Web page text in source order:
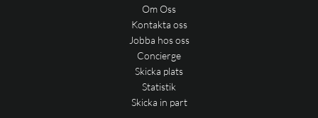
Om Oss
Kontakta oss
Jobba hos oss
Concierge
Skicka plats
Statistik
Skicka in part